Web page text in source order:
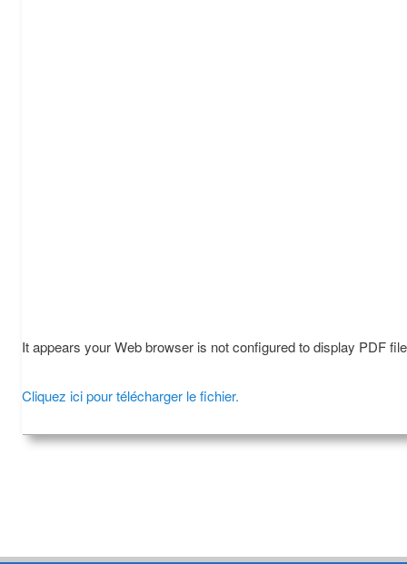
It appears your Web browser is not configured to display PDF
Cliquez ici pour télécharger le fichier.